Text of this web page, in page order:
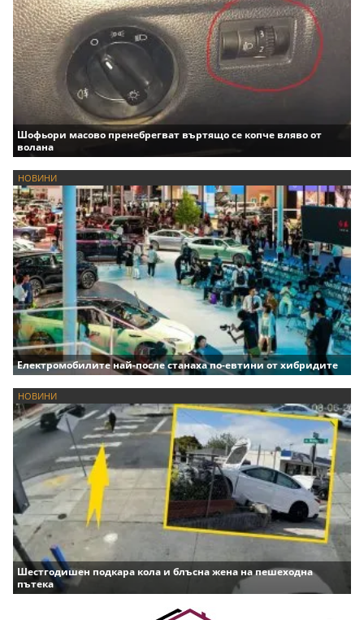
Шофьори масово пренебрегват въртящо се копче вляво от
волана
НОВИНИ
Електромобилите най-после станаха по-евтини от хибридите
НОВИНИ
Шестгодишен подкара кола и блъсна жена на пешеходна
пътека